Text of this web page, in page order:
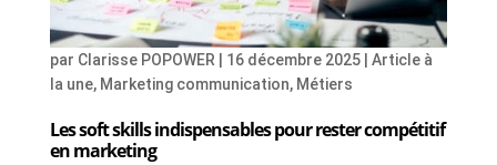
Les soft skills indispensables pour rester compétitif
en marketing
par Clarisse POPOWER| 16 décembre 2025| Article à
la une, Marketing communication, Métiers